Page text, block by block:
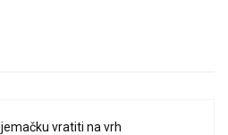
vratiti na vrh